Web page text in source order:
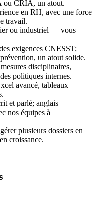
ou CRIA, un atout.
en RH, avec une force
travail.
ou industriel — vous
exigences CNESST;
un atout solide.
disciplinaires,
politiques internes.
avancé, tableaux
et parlé; anglais
nos équipes à
plusieurs dossiers en
croissance.